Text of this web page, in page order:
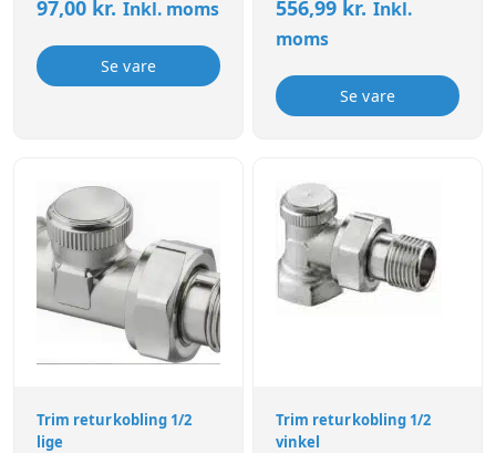
med reparation eller
forindstilles, så den
begrænser den maksimale
97,00 kr. Inkl. moms
Se vare
556,99 kr. Inkl.
moms
Se vare
Trim returkobling 1/2
lige
Trim returkobling 1/2
vinkel